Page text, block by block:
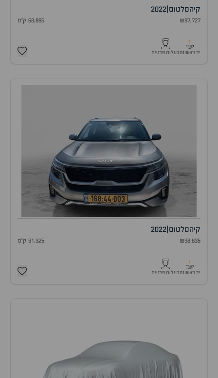
קיהסלטוס 2022
₪97,727 68,895 ק"מ
1
יד ראשונהבעלות פרטית
קיהסלטוס 2022
₪98,835 91,325 ק"מ
1
יד ראשונהבעלות פרטית